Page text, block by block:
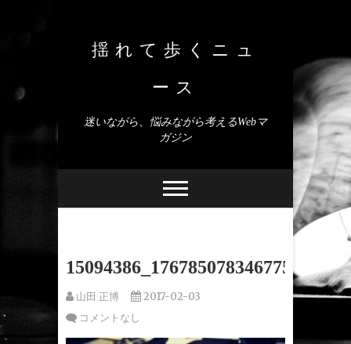
content揺れて歩くニュ
ース
迷いながら、悩みながら考えるWebマ
ガジン
山田 正博
2017-02-03
コメントなし